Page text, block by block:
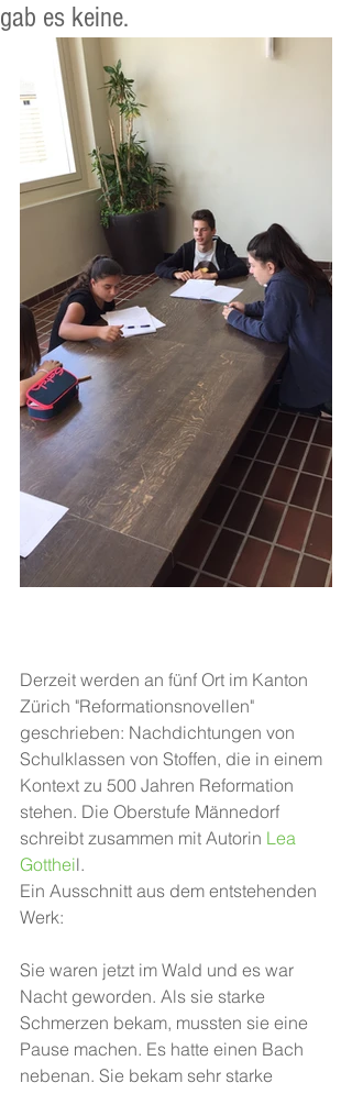
gab es keine.
Derzeit werden an fünf Ort im Kanton
Zürich "Reformationsnovellen"
geschrieben: Nachdichtungen von
Schulklassen von Stoffen, die in einem
Kontext zu 500 Jahren Reformation
stehen. Die Oberstufe Männedorf
schreibt zusammen mit Autorin Lea
Gottheil.
Ein Ausschnitt aus dem entstehenden
Werk:
Sie waren jetzt im Wald und es war
Nacht geworden. Als sie starke
Schmerzen bekam, mussten sie eine
Pause machen. Es hatte einen Bach
nebenan. Sie bekam sehr starke